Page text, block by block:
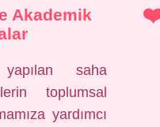
Akademik
saha
toplumsal
yardımcı